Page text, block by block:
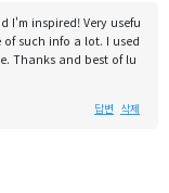
I'm inspired! Very usefu
such info a lot. I used
Thanks and best of lu
답변 삭제